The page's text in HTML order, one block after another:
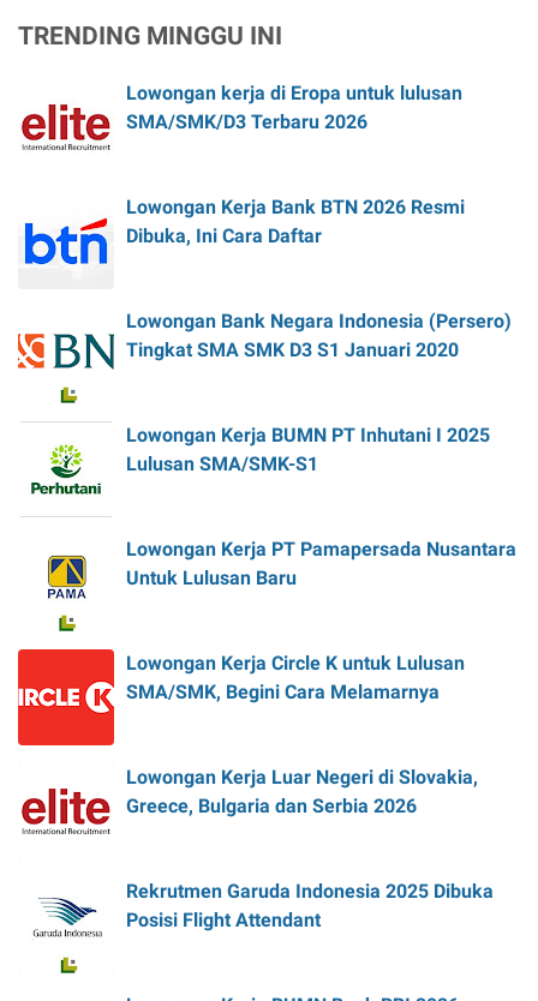
TRENDING MINGGU INI
Lowongan kerja di Eropa untuk lulusan
SMA/SMK/D3 Terbaru 2026
Lowongan Kerja Bank BTN 2026 Resmi
Dibuka, Ini Cara Daftar
Lowongan Bank Negara Indonesia (Persero)
Tingkat SMA SMK D3 S1 Januari 2020
Lowongan Kerja BUMN PT Inhutani I 2025
Lulusan SMA/SMK-S1
Lowongan Kerja PT Pamapersada Nusantara
Untuk Lulusan Baru
Lowongan Kerja Circle K untuk Lulusan
SMA/SMK, Begini Cara Melamarnya
Lowongan Kerja Luar Negeri di Slovakia,
Greece, Bulgaria dan Serbia 2026
Rekrutmen Garuda Indonesia 2025 Dibuka
Posisi Flight Attendant